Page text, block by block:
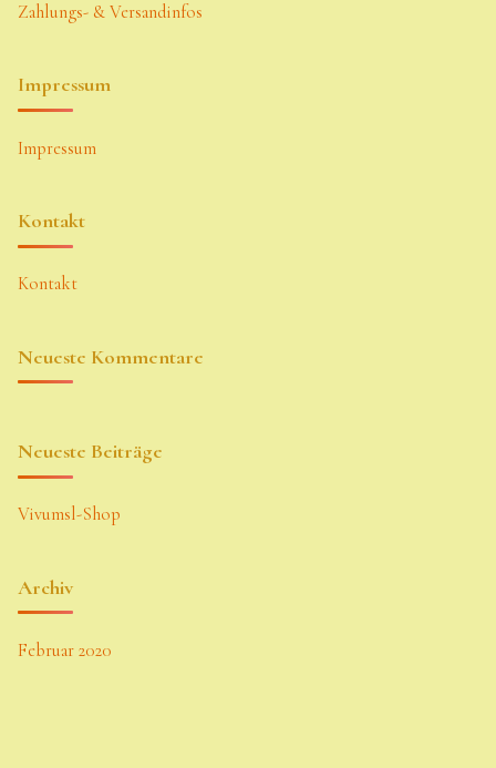
Zahlungs- & Versandinfos
Impressum
Impressum
Kontakt
Kontakt
Neueste Kommentare
Neueste Beiträge
Vivumsl-Shop
Archiv
Februar 2020